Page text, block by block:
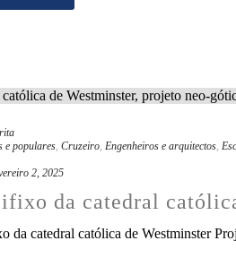
e populares Cruzeiro Engenheiros e arquitectos
2, 2025
da catedral
da catedral católica de Westminster